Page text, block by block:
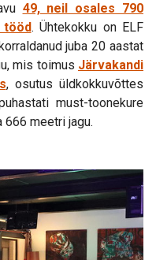
49, neil osales 790
. Ühtekokku on ELF
juba 20 aastat
mis toimus Järvakandi
, osutus üldkokkuvõttes
must-toonekure
meetri jagu.